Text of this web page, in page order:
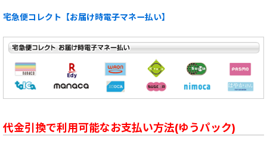
宅急便コレクト【お届け時電子マネー払い】
代金引換で利用可能なお支払い方法(ゆうパック)